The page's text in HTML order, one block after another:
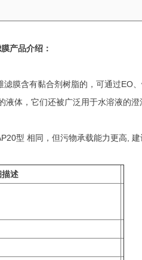
产品介绍：
膜含有黏合剂树脂的，可通过EO
体，它们还被广泛用于水溶液的澄
型 相同，但污物承载能力更高,
描述